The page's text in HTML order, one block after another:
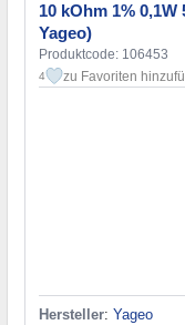
10 kOhm 1% 0,1W
Yageo)
Produktcode: 106453
4 zu Favoriten
Hersteller: Yageo